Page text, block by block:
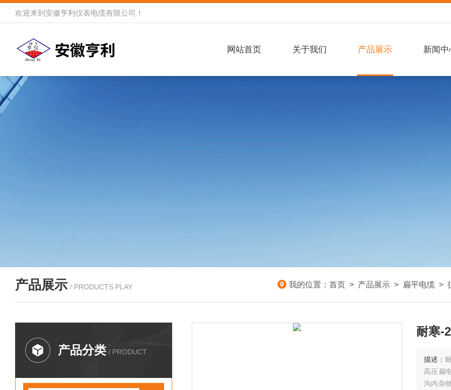
欢迎来到 安徽亨利仪表电缆有限公司 ！
网站首页 关于我们 产品展示 新闻中
产品展示 / PRODUCTS PLAY 我的位置： 首页 > 产品展示 > 扁平电缆 >
产品分类 / PRODUCT
耐寒-
描述：
高压扁
沟内杂